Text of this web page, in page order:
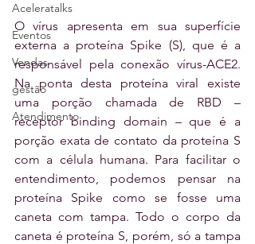
Aceleratalks
Eventos
Vendas
gestão
Atendimento
O vírus apresenta em sua superfície
externa a proteína Spike (S), que é a
responsável pela conexão vírus-ACE2.
Na ponta desta proteína viral existe
uma porção chamada de RBD –
receptor binding domain – que é a
porção exata de contato da proteína S
com a célula humana. Para facilitar o
entendimento, podemos pensar na
proteína Spike como se fosse uma
caneta com tampa. Todo o corpo da
caneta é proteína S, porém, só a tampa